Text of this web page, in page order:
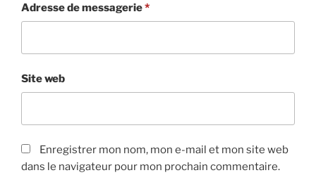
Adresse de messagerie*
Site web
Enregistrer mon nom, mon e-mail et mon site web
dans le navigateur pour mon prochain commentaire.